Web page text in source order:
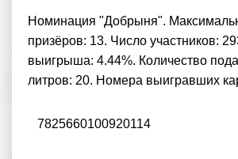
Номинация "Добрыня".
призёров: 13. Число участников:
выигрыша: 4.44%. Количество
литров: 20. Номера выигравших
7825660100920114